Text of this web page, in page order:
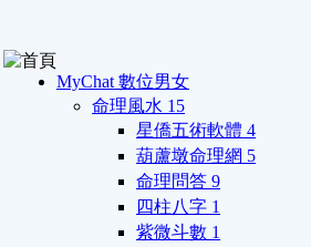
MyChat 數位男女
命理風水 15
星僑五術軟體 4
葫蘆墩命理網 5
命理問答 9
四柱八字 1
紫微斗數 1